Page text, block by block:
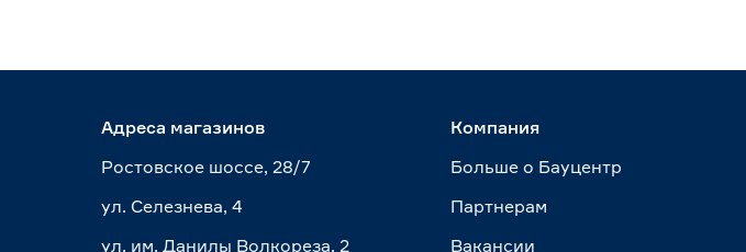
Адреса магазинов
Ростовское шоссе, 28/7
ул. Селезнева, 4
ул. им. Данилы Волкореза, 2
Компания
Больше о Бауцентр
Партнерам
Вакансии